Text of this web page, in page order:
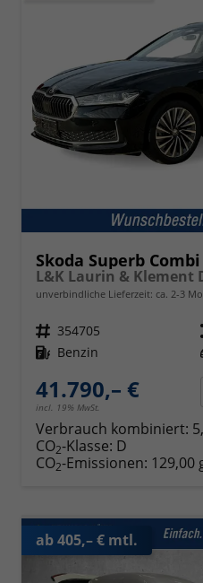
Skoda Superb Combi
unverbindliche Lieferzeit: ca. 2-3
Fahrzeugnr. 354705
Kraftstoff Benzin
41.790,– €
incl. 19% MwSt.
Verbrauch kombiniert:
CO2-Klasse: D
CO2-Emissionen: 129,00
ab 405,– € mtl.